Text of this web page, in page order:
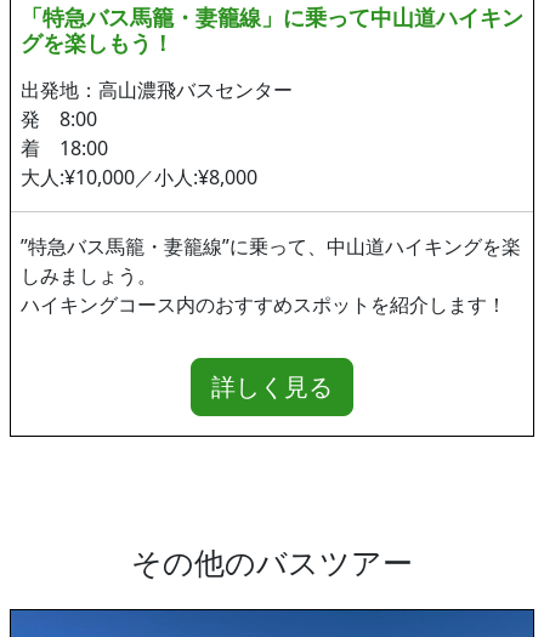
「特急バス馬籠・妻籠線」に乗って中山道ハイキン
グを楽しもう！
出発地：高山濃飛バスセンター
発 8:00
着 18:00
大人:¥10,000／小人:¥8,000
”特急バス馬籠・妻籠線”に乗って、中山道ハイキングを楽
しみましょう。
ハイキングコース内のおすすめスポットを紹介します！
詳しく見る
その他のバスツアー